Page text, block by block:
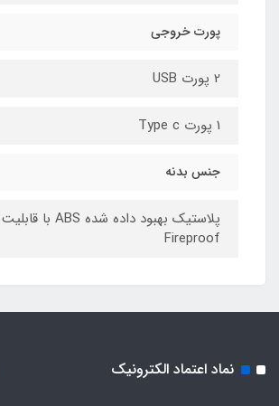
پورت خروجی
2 پورت USB
1 پورت Type c
جنس بدنه
Fireproof
نماد اعتماد الکترونیک